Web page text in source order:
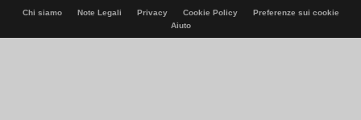
Chi siamo Note Legali Privacy Cookie Policy
Preferenze sui cookie
Aiuto